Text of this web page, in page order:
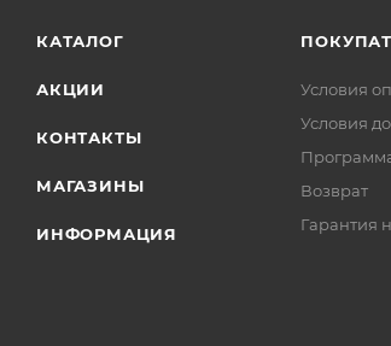
КАТАЛОГ
АКЦИИ
КОНТАКТЫ
МАГАЗИНЫ
ИНФОРМАЦИЯ
Условия
Условия
Возврат
Гарантия